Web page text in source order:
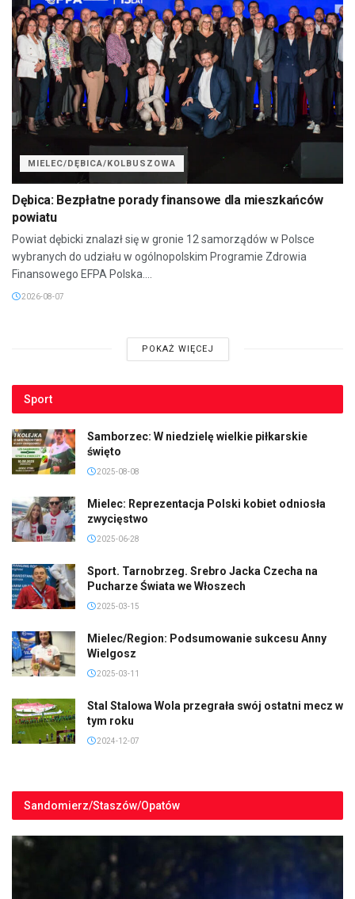
MIELEC/DĘBICA/KOLBUSZOWA
Dębica: Bezpłatne porady finansowe dla mieszkańców
powiatu
Powiat dębicki znalazł się w gronie 12 samorządów w Polsce
wybranych do udziału w ogólnopolskim Programie Zdrowia
Finansowego EFPA Polska....
2026-08-07
POKAŻ WIĘCEJ
Sport
Samborzec: W niedzielę wielkie piłkarskie
święto
2025-08-08
Mielec: Reprezentacja Polski kobiet odniosła
zwycięstwo
2025-06-28
Sport. Tarnobrzeg. Srebro Jacka Czecha na
Pucharze Świata we Włoszech
2025-03-15
Mielec/Region: Podsumowanie sukcesu Anny
Wielgosz
2025-03-11
Stal Stalowa Wola przegrała swój ostatni mecz w
tym roku
2024-12-07
Sandomierz/Staszów/Opatów